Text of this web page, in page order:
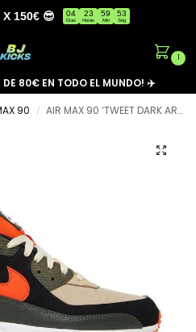
X 150€ 😎 04
Días
23
Horas
59
Min
53
Seg
1
DE 80€ EN TODO EL MUNDO! ✈️
90 / AIR MAX 90 ‘TWEET DARK ARMY’